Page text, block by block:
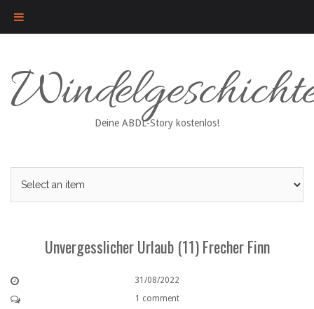
content
Deine ABDL-Story kostenlos!
Unvergesslicher Urlaub (11) Frecher Finn
31/08/2022
1 comment